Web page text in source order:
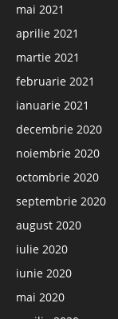
mai 2021
aprilie 2021
martie 2021
februarie 2021
ianuarie 2021
decembrie 2020
noiembrie 2020
octombrie 2020
septembrie 2020
august 2020
iulie 2020
iunie 2020
mai 2020